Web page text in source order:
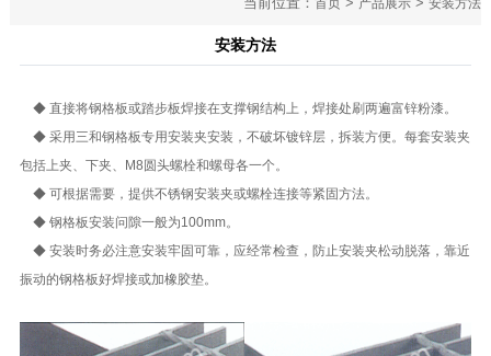
首页 产品展示 安装方法
安装方法
◆ 直接将钢格板或踏步板焊接在支撑钢结构上，焊接处刷两遍富锌粉漆。
◆ 采用三和钢格板专用安装夹安装，不破坏镀锌层，拆装方便。每套安装夹
包括上夹、下夹、M8圆头螺栓和螺母各一个。
◆ 可根据需要，提供不锈钢安装夹或螺栓连接等紧固方法。
◆ 钢格板安装问隙一般为100mm。
◆ 安装时务必注意安装牢固可靠，应经常检查，防止安装夹松动脱落，靠近
振动的钢格板好焊接或加橡胶垫。